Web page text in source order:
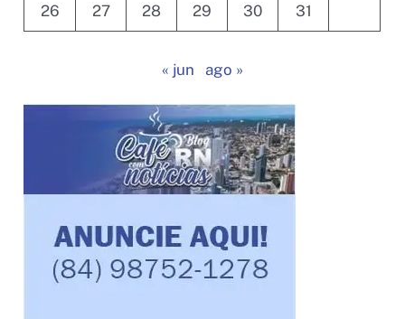
26 27 28 29 30 31
« jun ago »